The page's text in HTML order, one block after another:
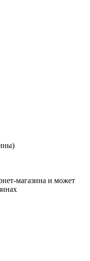
магазина и может